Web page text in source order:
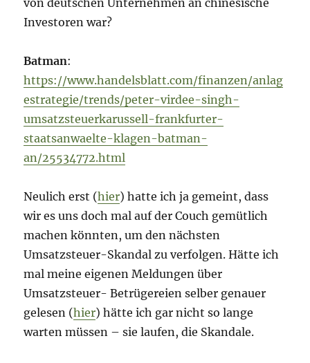
von deutschen Unternehmen an chinesische
Investoren war?
Batman:
https://www.handelsblatt.com/finanzen/anlag
estrategie/trends/peter-virdee-singh-
umsatzsteuerkarussell-frankfurter-
staatsanwaelte-klagen-batman-
an/25534772.html
Neulich erst (hier) hatte ich ja gemeint, dass
wir es uns doch mal auf der Couch gemütlich
machen könnten, um den nächsten
Umsatzsteuer-Skandal zu verfolgen. Hätte ich
mal meine eigenen Meldungen über
Umsatzsteuer- Betrügereien selber genauer
gelesen (hier) hätte ich gar nicht so lange
warten müssen – sie laufen, die Skandale.